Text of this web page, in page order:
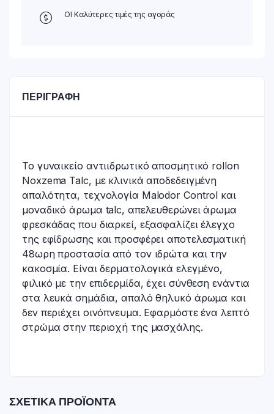
ΟΙ Καλύτερες τιμές της αγοράς
ΠΕΡΙΓΡΑΦΉ
To γυναικείο αντιιδρωτικό αποσμητικό rollon
Noxzema Talc, με κλινικά αποδεδειγμένη
απαλότητα, τεχνολογία Malodor Control και
μοναδικό άρωμα talc, απελευθερώνει άρωμα
φρεσκάδας που διαρκεί, εξασφαλίζει έλεγχο
της εφίδρωσης και προσφέρει αποτελεσματική
48ωρη προστασία από τον ιδρώτα και την
κακοσμία. Είναι δερματολογικά ελεγμένο,
φιλικό με την επιδερμίδα, έχει σύνθεση ενάντια
στα λευκά σημάδια, απαλό θηλυκό άρωμα και
δεν περιέχει οινόπνευμα. Εφαρμόστε ένα λεπτό
στρώμα στην περιοχή της μασχάλης.
ΣΧΕΤΙΚΆ ΠΡΟΪΌΝΤΑ